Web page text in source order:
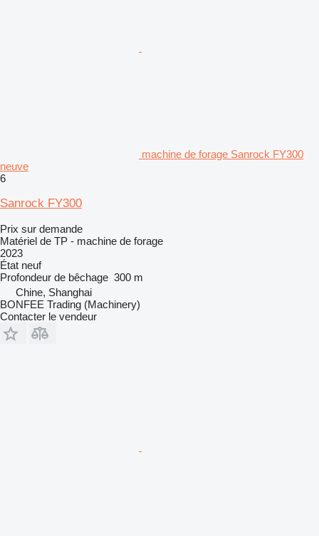
machine de forage Sanrock FY300
neuve
6
Sanrock FY300
Prix sur demande
Matériel de TP - machine de forage
2023
État neuf
Profondeur de bêchage 300 m
Chine, Shanghai
BONFEE Trading (Machinery)
Contacter le vendeur